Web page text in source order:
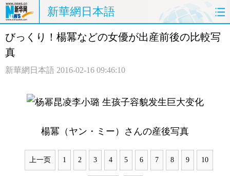
新華網日本語
ホームページ 政治 経済
びっくり！楊冪などの女優が出産前後の比較写
真
新華網日本語 2016-02-16 09:46:10
楊冪（ヤン・ミー）さんの産後写真
上一页 1 2 3 4 5 6 7 8 9 10